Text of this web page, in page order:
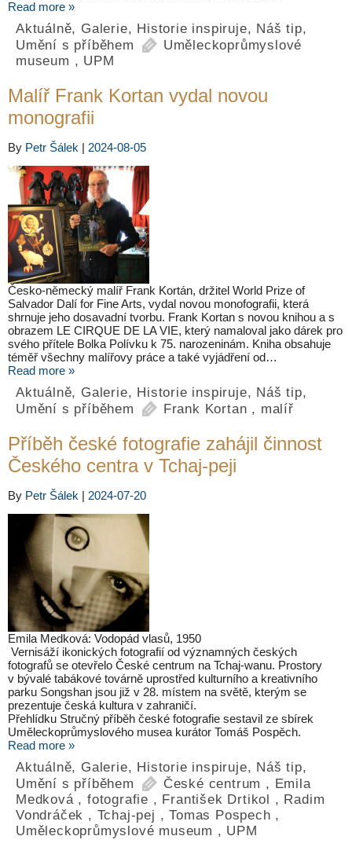
Read more »
Aktuálně, Galerie, Historie inspiruje, Náš tip,
Umění s příběhem
Uměleckoprůmyslové
museum , UPM
Malíř Frank Kortan vydal novou
monografii
By Petr Šálek | 2024-08-05
Česko-německý malíř Frank Kortán, držitel World Prize of
Salvador Dalí for Fine Arts, vydal novou monofografii, která
shrnuje jeho dosavadní tvorbu. Frank Kortan s novou knihou a s
obrazem LE CIRQUE DE LA VIE, který namaloval jako dárek pro
svého přítele Bolka Polívku k 75. narozeninám. Kniha obsahuje
téměř všechny malířovy práce a také vyjádření od…
Read more »
Aktuálně, Galerie, Historie inspiruje, Náš tip,
Umění s příběhem
Frank Kortan , malíř
Příběh české fotografie zahájil činnost
Českého centra v Tchaj-peji
By Petr Šálek | 2024-07-20
Emila Medková: Vodopád vlasů, 1950
Vernisáží ikonických fotografií od významných českých
fotografů se otevřelo České centrum na Tchaj-wanu. Prostory
v bývalé tabákové továrně uprostřed kulturního a kreativního
parku Songshan jsou již v 28. místem na světě, kterým se
prezentuje česká kultura v zahraničí.
Přehlídku Stručný příběh české fotografie sestavil ze sbírek
Uměleckoprůmyslového musea kurátor Tomáš Pospěch.
Read more »
Aktuálně, Galerie, Historie inspiruje, Náš tip,
Umění s příběhem
České centrum , Emila
Medková,fotografie , František Drtikol , Radim
Vondráček , Tchaj-pej ,Tomas Pospech ,
Uměleckoprůmyslové museum , UPM